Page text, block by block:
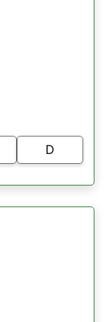
D